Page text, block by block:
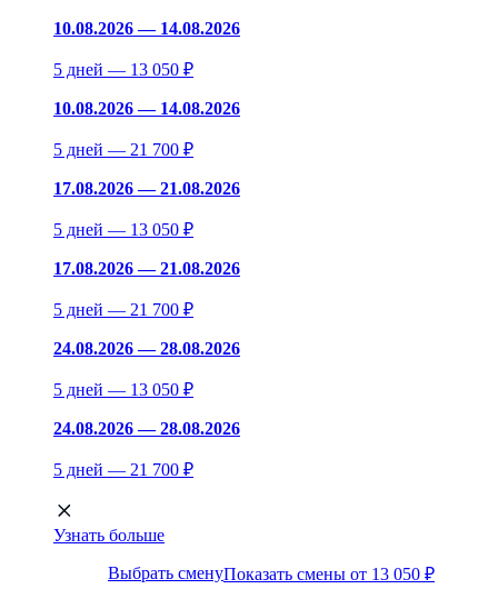
10.08.2026 — 14.08.2026
5 дней — 13 050 ₽
10.08.2026 — 14.08.2026
5 дней — 21 700 ₽
17.08.2026 — 21.08.2026
5 дней — 13 050 ₽
17.08.2026 — 21.08.2026
5 дней — 21 700 ₽
24.08.2026 — 28.08.2026
5 дней — 13 050 ₽
24.08.2026 — 28.08.2026
5 дней — 21 700 ₽
Узнать больше
Выбрать сменуПоказать смены от 13 050 ₽